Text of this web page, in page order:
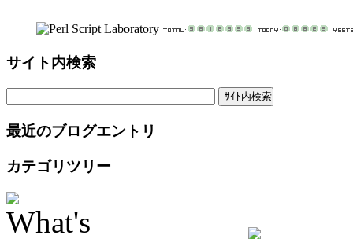
サイト内検索
最近のブログエントリ
カテゴリツリー